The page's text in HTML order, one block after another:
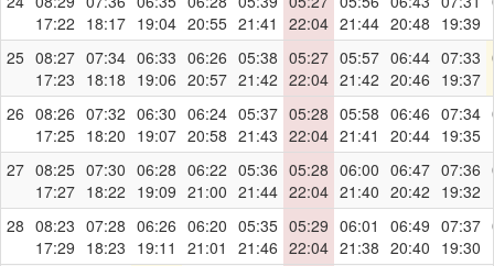
17:22 18:17 19:04 20:55 21:41
22:04 21:44 20:48 19:39
25 08:27
17:23
07:34
18:18
06:33
19:06
06:26
20:57
05:38
21:42
05:27
22:04
05:57
21:42
06:44
20:46
07:33
19:37
26 08:26
17:25
07:32
18:20
06:30
19:07
06:24
20:58
05:37
21:43
05:28
22:04
05:58
21:41
06:46
20:44
07:34
19:35
27 08:25
17:27
07:30
18:22
06:28
19:09
06:22
21:00
05:36
21:44
05:28
22:04
06:00
21:40
06:47
20:42
07:36
19:32
28 08:23
17:29
07:28
18:23
06:26
19:11
06:20
21:01
05:35
21:46
05:29
22:04
06:01
21:38
06:49
20:40
07:37
19:30